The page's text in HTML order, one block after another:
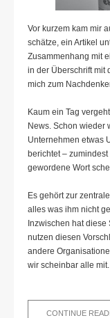
Vor kurzem kam mir
schätze, ein Artikel
Zusammenhang mit
in der Überschrift mit
mich zum
Kaum ein Tag
News. Schon wieder
Unternehmen etwas
berichtet –
gewordene Wort
Es gehört zur
alles was ihm nicht
Inzwischen hat diese
nutzen diesen
andere
wir scheinbar alle mit.
CONTINUE